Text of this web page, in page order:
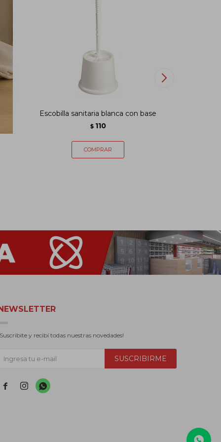
Escobilla sanitaria blanca con base
$ 110
y recibí todas nuestras novedades!
SUSCRIBIRME
  